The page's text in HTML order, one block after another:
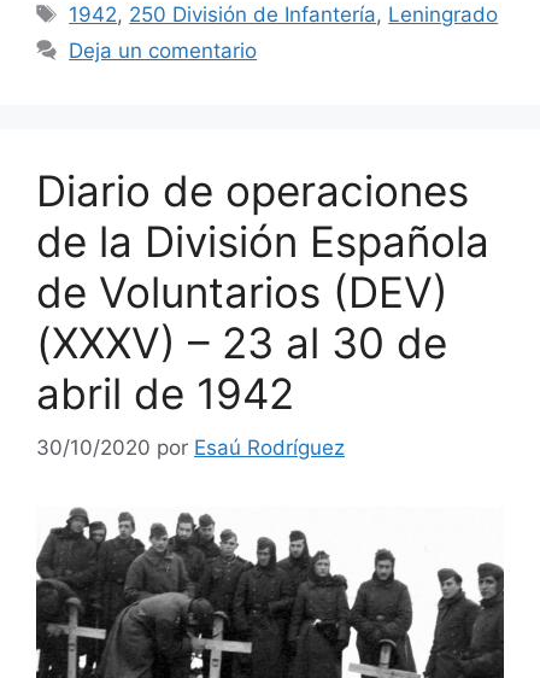
Etiquetas
1942, 250 División de Infantería, Leningrado
Deja un comentario
Diario de operaciones
de la División Española
de Voluntarios (DEV)
(XXXV) – 23 al 30 de
abril de 1942
30/10/2020 por Esaú Rodríguez